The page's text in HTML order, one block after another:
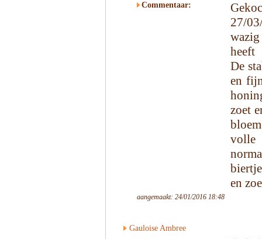
Commentaar:
27/
heeft
De
en
zoet
volle
en
aangemaakt: 24/01/2016 18:48
Gauloise Ambree